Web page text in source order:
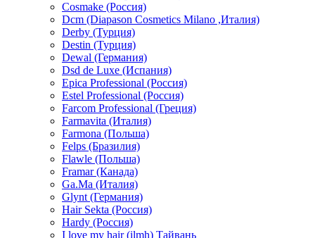
Cosmake (Россия)
Dcm (Diapason Cosmetics Milano ,Италия)
Derby (Турция)
Destin (Турция)
Dewal (Германия)
Dsd de Luxe (Испания)
Epica Professional (Россия)
Estel Professional (Россия)
Farcom Professional (Греция)
Farmavita (Италия)
Farmona (Польша)
Felps (Бразилия)
Flawle (Польша)
Framar (Канада)
Ga.Ma (Италия)
Glynt (Германия)
Hair Sekta (Россия)
Hardy (Россия)
I love my hair (ilmh) Тайвань